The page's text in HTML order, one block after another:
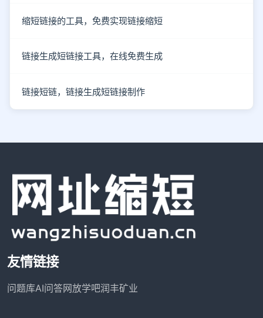
缩短链接的工具，免费实现链接缩短
链接生成短链接工具，在线免费生成
链接短链，链接生成短链接制作
友情链接
问题库AI问答网放学吧润丰矿业